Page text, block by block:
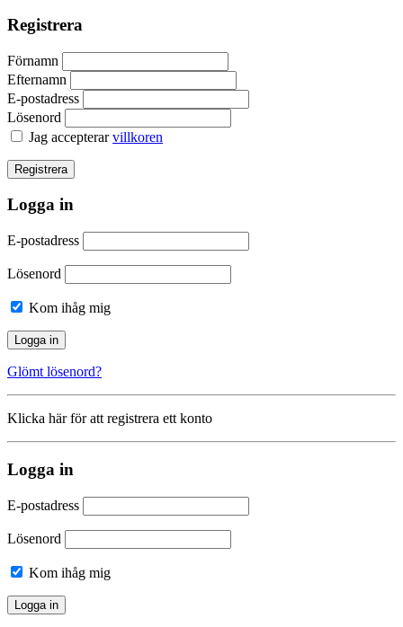
Registrera
Förnamn
Efternamn
E-postadress
Lösenord
Jag accepterarvillkoren
Logga in
E-postadress
Lösenord
Kom ihåg mig
Glömt lösenord?
Klicka här för att registrera ett konto
Logga in
E-postadress
Lösenord
Kom ihåg mig